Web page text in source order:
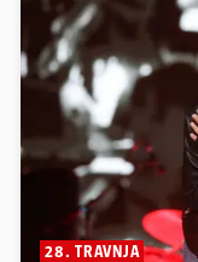
28. TRAVNJA